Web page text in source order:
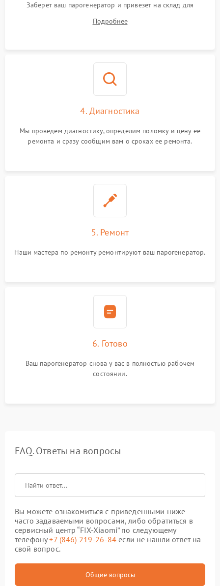
Заберет ваш парогенератор и привезет на склад для
Подробнее
4. Диагностика
Мы проведем диагностику, определим поломку и цену ее
ремонта и сразу сообщим вам о сроках ее ремонта.
5. Ремонт
Наши мастера по ремонту ремонтируют ваш парогенератор.
6. Готово
Ваш парогенератор снова у вас в полностью рабочем
состоянии.
FAQ. Ответы на вопросы
Вы можете ознакомиться с приведенными ниже
часто задаваемыми вопросами, либо обратиться в
сервисный центр “FIX-Xiaomi” по следующему
телефону+7 (846) 219-26-84 если не нашли ответ на
свой вопрос.
Общие вопросы